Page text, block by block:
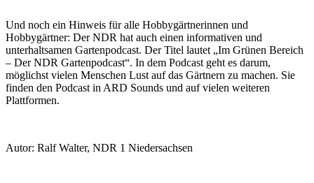
Und noch ein Hinweis für alle Hobbygärtnerinnen und
Hobbygärtner: Der NDR hat auch einen informativen und
unterhaltsamen Gartenpodcast. Der Titel lautet „Im Grünen Bereich
– Der NDR Gartenpodcast“. In dem Podcast geht es darum,
möglichst vielen Menschen Lust auf das Gärtnern zu machen. Sie
finden den Podcast in ARD Sounds und auf vielen weiteren
Plattformen.
Autor: Ralf Walter, NDR 1 Niedersachsen